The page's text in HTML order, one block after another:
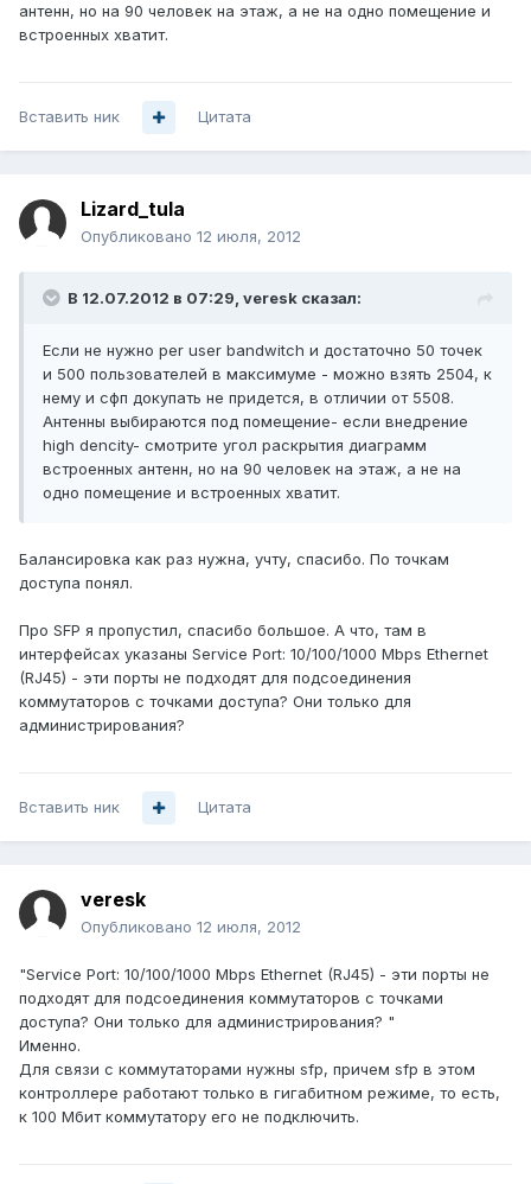
антенн, но на 90 человек на этаж, а не на одно помещение и
встроенных хватит.
Вставить ник Цитата
Lizard_tula
Опубликовано 12 июля, 2012
В 12.07.2012 в 07:29, veresk сказал:
Если не нужно per user bandwitch и достаточно 50 точек
и 500 пользователей в максимуме - можно взять 2504, к
нему и сфп докупать не придется, в отличии от 5508.
Антенны выбираются под помещение- если внедрение
high dencity- смотрите угол раскрытия диаграмм
встроенных антенн, но на 90 человек на этаж, а не на
одно помещение и встроенных хватит.
Балансировка как раз нужна, учту, спасибо. По точкам
доступа понял.
Про SFP я пропустил, спасибо большое. А что, там в
интерфейсах указаны Service Port: 10/100/1000 Mbps Ethernet
(RJ45) - эти порты не подходят для подсоединения
коммутаторов с точками доступа? Они только для
администрирования?
Вставить ник Цитата
veresk
Опубликовано 12 июля, 2012
"Service Port: 10/100/1000 Mbps Ethernet (RJ45) - эти порты не
подходят для подсоединения коммутаторов с точками
доступа? Они только для администрирования? "
Именно.
Для связи с коммутаторами нужны sfp, причем sfp в этом
контроллере работают только в гигабитном режиме, то есть,
к 100 Мбит коммутатору его не подключить.